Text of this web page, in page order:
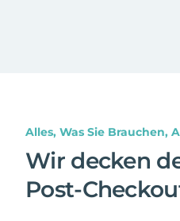
Alles, Was Sie Brauchen,
Wir decken
Post-